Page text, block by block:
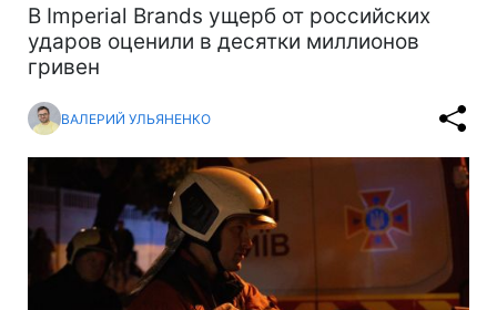
В Imperial Brands ущерб от российских
ударов оценили в десятки миллионов
гривен
ВАЛЕРИЙ УЛЬЯНЕНКО